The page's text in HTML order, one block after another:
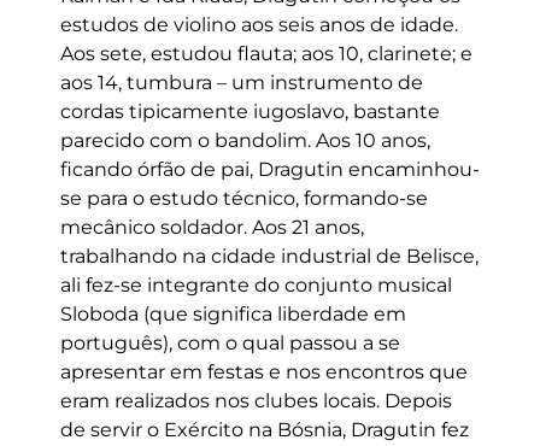
estudos de violino aos seis anos de idade.
Aos sete, estudou flauta; aos 10, clarinete; e
aos 14, tumbura – um instrumento de
cordas tipicamente iugoslavo, bastante
parecido com o bandolim. Aos 10 anos,
ficando órfão de pai, Dragutin encaminhou-
se para o estudo técnico, formando-se
mecânico soldador. Aos 21 anos,
trabalhando na cidade industrial de Belisce,
ali fez-se integrante do conjunto musical
Sloboda (que significa liberdade em
português), com o qual passou a se
apresentar em festas e nos encontros que
eram realizados nos clubes locais. Depois
de servir o Exército na Bósnia, Dragutin fez